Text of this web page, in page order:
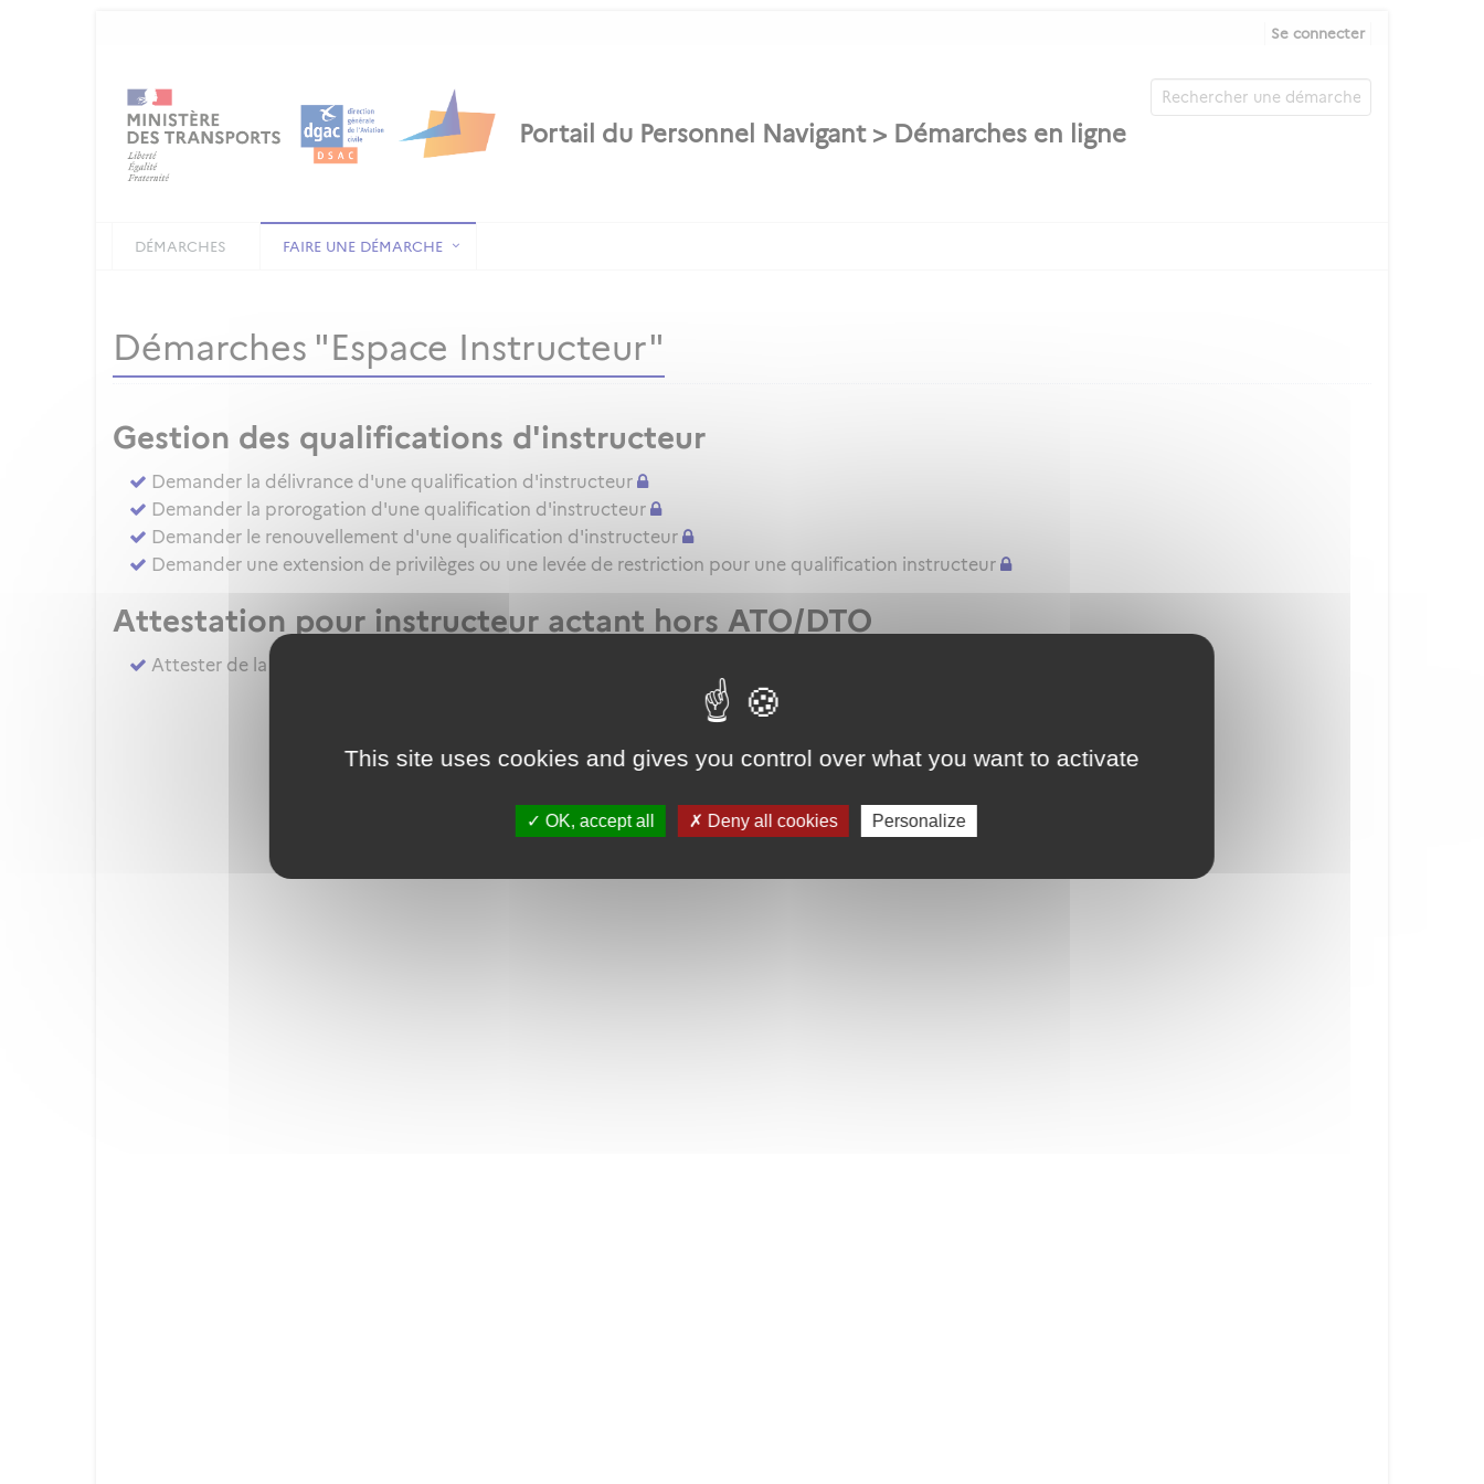
This site uses cookies and gives you control over what you want to activate
OK, accept all Deny all cookies Personalize
Se connecter
DÉMARCHES FAIRE UNE DÉMARCHE
Démarches "Espace Instructeur"
Gestion des qualifications d'instructeur
Demander la délivrance d'une qualification d'instructeur
Demander la prorogation d'une qualification d'instructeur
Demander le renouvellement d'une qualification d'instructeur
Demander une extension de privilèges ou une levée de restriction pour une qualification instructeur
Attestation pour instructeur actant hors ATO/DTO
Attester de la réalisation du complément VHL pour l'attestation de formation pratique QC/QT